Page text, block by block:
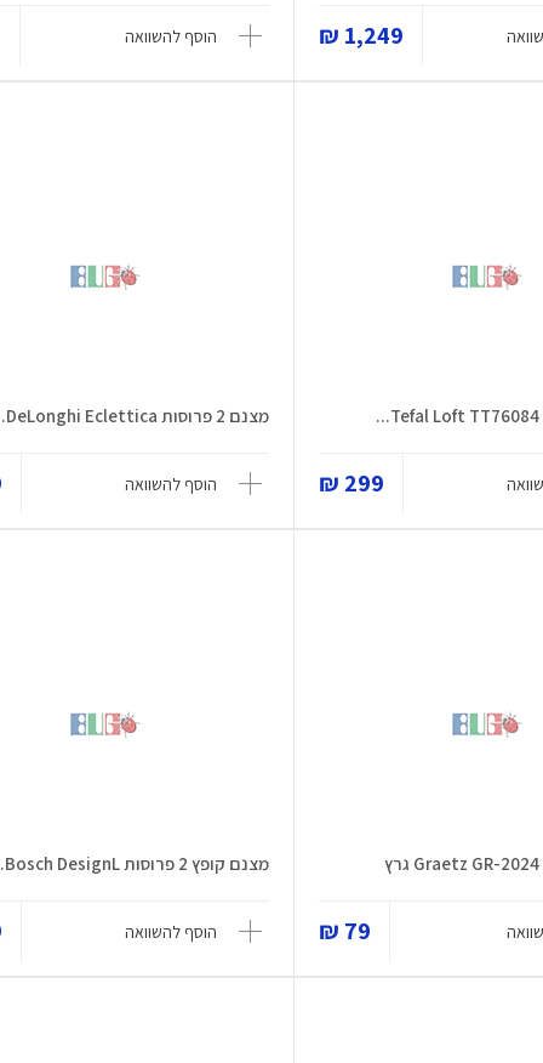
1,249 ₪ הוסף להשוואה
299 ₪
מצנם 2 פרוסות DeLonghi Eclettica...
הוסף להשוואה
79 ₪
מצנם קופץ 2 פרוסות Bosch DesignL...
הוסף להשוואה